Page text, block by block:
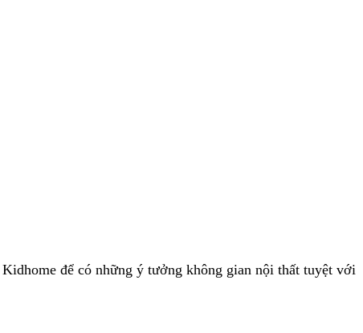
để có những ý tưởng không gian nội thất tuyệt với